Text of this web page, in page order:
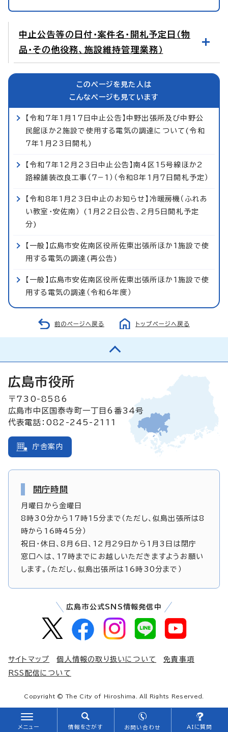
中止公告等の日付・案件名・開札予定日（物
品・その他役務、施設維持管理業務）
このページを見た人は
こんなページも見ています
【令和7年1月17日中止公告】中野出張所及び中野公
民館ほか2施設で使用する電気の調達について(令和
7年1月23日開札)
【令和7年12月23日中止公告】南4区15号線ほか2
路線舗装改良工事（7−1）（令和8年1月7日開札予定）
【令和8年1月23日中止のお知らせ】冷暖房機（ふれあ
い教室・安佐南） (1月22日公告、2月5日開札予定
分)
【一般】広島市安佐南区役所佐東出張所ほか1施設で使
用する電気の調達(再公告)
【一般】広島市安佐南区役所佐東出張所ほか1施設で使
用する電気の調達（令和6年度）
前のページへ戻る トップページへ戻る
メニュー 情報をさがす お問い合わせ AIに質問
広島市役所
〒730-8586
広島市中区国泰寺町一丁目6番34号
代表電話：082-245-2111
庁舎案内
開庁時間
月曜日から金曜日
8時30分から17時15分まで（ただし、似島出張所は8
時から16時45分）
祝日・休日、8月6日、12月29日から1月3日は閉庁
窓口へは、17時までにお越しいただきますようお願い
します。（ただし、似島出張所は16時30分まで）
広島市公式SNS情報発信中
サイトマップ 個人情報の取り扱いについて
免責事項
RSS配信について
Copyright © The City of Hiroshima. All Rights Reserved.